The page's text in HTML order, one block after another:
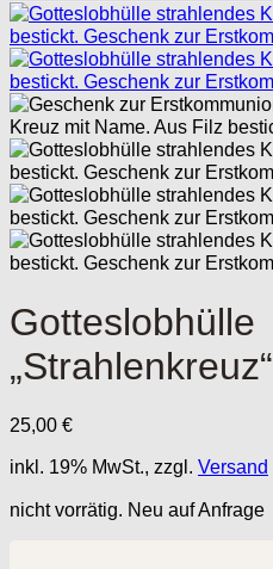
Gotteslobhülle
„Strahlenkreuz“
25,00 €
inkl. 19% MwSt., zzgl. Versand
nicht vorrätig. Neu auf Anfrage